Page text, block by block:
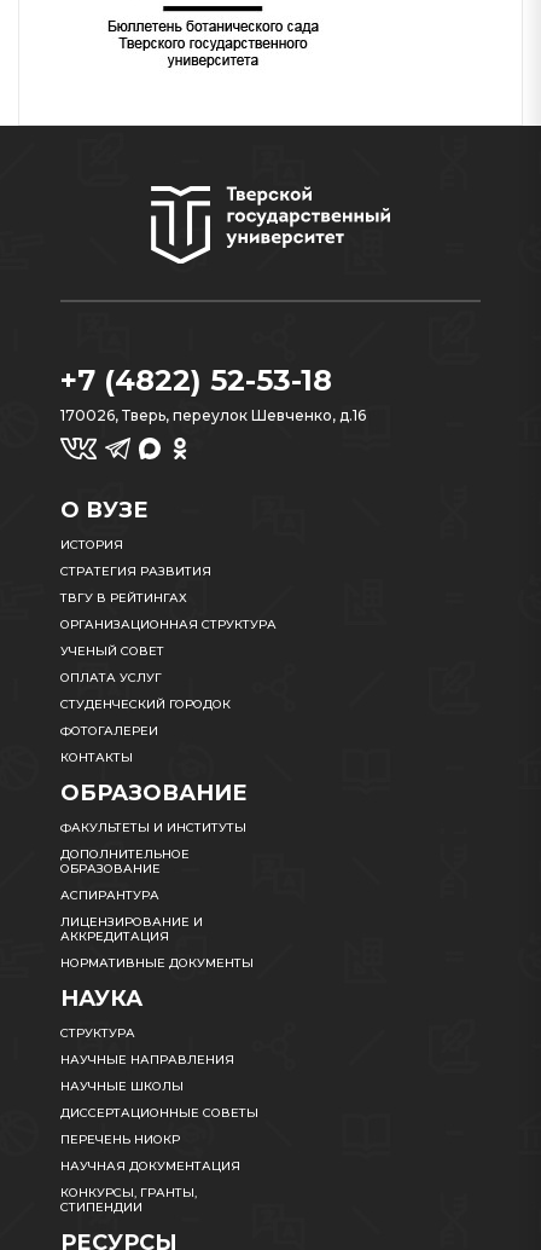
+7 (4822) 52-53-18
170026, Тверь, переулок Шевченко, д.16
О ВУЗЕ
ИСТОРИЯ
СТРАТЕГИЯ РАЗВИТИЯ
ТВГУ В РЕЙТИНГАХ
ОРГАНИЗАЦИОННАЯ СТРУКТУРА
УЧЕНЫЙ СОВЕТ
ОПЛАТА УСЛУГ
СТУДЕНЧЕСКИЙ ГОРОДОК
ФОТОГАЛЕРЕИ
КОНТАКТЫ
ОБРАЗОВАНИЕ
ФАКУЛЬТЕТЫ И ИНСТИТУТЫ
ДОПОЛНИТЕЛЬНОЕ
ОБРАЗОВАНИЕ
АСПИРАНТУРА
ЛИЦЕНЗИРОВАНИЕ И
АККРЕДИТАЦИЯ
НОРМАТИВНЫЕ ДОКУМЕНТЫ
НАУКА
СТРУКТУРА
НАУЧНЫЕ НАПРАВЛЕНИЯ
НАУЧНЫЕ ШКОЛЫ
ДИССЕРТАЦИОННЫЕ СОВЕТЫ
ПЕРЕЧЕНЬ НИОКР
НАУЧНАЯ ДОКУМЕНТАЦИЯ
КОНКУРСЫ, ГРАНТЫ,
СТИПЕНДИИ
РЕСУРСЫ